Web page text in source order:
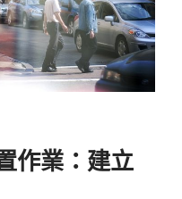
作業：建立